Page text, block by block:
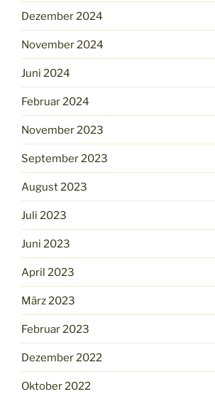
Dezember 2024
November 2024
Juni 2024
Februar 2024
November 2023
September 2023
August 2023
Juli 2023
Juni 2023
April 2023
März 2023
Februar 2023
Dezember 2022
Oktober 2022